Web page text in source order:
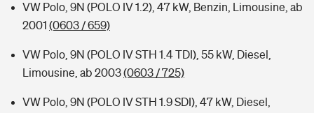
VW Polo, 9N (POLO IV 1.2), 47 kW, Benzin, Limousine, ab
2001 (0603 / 659)
VW Polo, 9N (POLO IV STH 1.4 TDI), 55 kW, Diesel,
Limousine, ab 2003(0603 / 725)
VW Polo, 9N (POLO IV STH 1.9 SDI), 47 kW, Diesel,